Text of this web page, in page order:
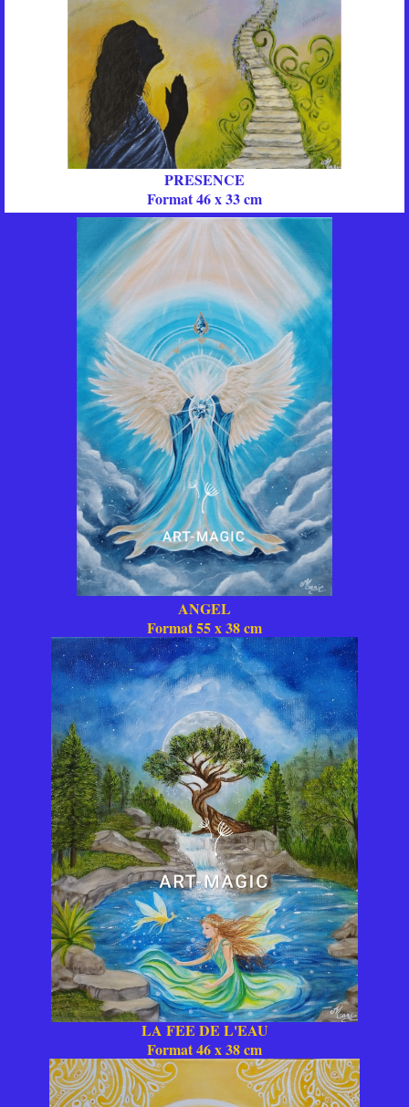
PRESENCE
Format 46 x 33 cm
ANGEL
Format 55 x 38 cm
LA FEE DE L'EAU
Format 46 x 38 cm